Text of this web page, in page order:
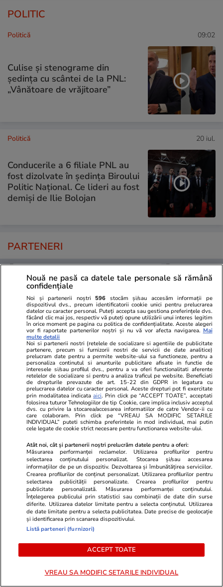
POLITIC
Politică 09:02
Culise și stenograme din
ședința cu scântei de la PNL:
„Vânătoare de vrăjitoare”
Politică 20 iul.
Conducerile a 6 filiale PNL au
fost dizolvate în ședința Biroului
Politic Național. Ce lideri au fost
demiși de Ilie Bolojan
PARTENERI
ZiaruldeIasi.ro
Proiectul imobiliar pregătit lângă
Lidl Moara de Foc este scos la
vânzare. Dezvoltatorul este
asociat în piață cu un alt proiect
de anvergură
Fanatik.ro
Pierdere
Levski!
accidentat.
ULTIMELE ȘTIRI
Stiri Mondene 13:29
Ce a încercat fratele mai mic al lui Lamine
Yamal să-i facă trofeului de la Campionatul
Mondial de fotbal din 2026
Vacanțe și Cultură
Nouă ne pasă ca datele tale personale să rămână
confidențiale
Noi și partenerii noștri 596 stocăm și/sau accesăm informații pe
dispozitivul dvs., precum identificatorii cookie unici pentru prelucrarea
datelor cu caracter personal. Puteți accepta sau gestiona preferințele dvs.
făcând clic mai jos, respectiv vă puteți opune utilizării unui interes legitim
în orice moment pe pagina cu politica de confidențialitate. Aceste alegeri
vor fi raportate partenerilor noștri și nu vă vor afecta navigarea. Mai
multe detalii
Noi si partenerii nostri (retelele de socializare si agentiile de publicitate
partenere, precum si furnizorii nostri de servicii de date analitice)
prelucram date pentru a permite website-ului sa functioneze, pentru a
personaliza continutul si anunturile publicitare afisate in functie de
interesele si/sau profilul dvs., pentru a va oferi functionalitati aferente
retelelor de socializare si pentru a analiza traficul pe website. Beneficiati
de drepturile prevazute de art. 15-22 din GDPR in legatura cu
prelucrarea datelor cu caracter personal. Aceste drepturi pot fi exercitate
prin modalitatea indicataaici. Prin click pe “ACCEPT TOATE”, acceptati
folosirea tuturor Tehnologiilor de tip Cookie, care implica inclusiv acceptul
dvs. cu privire la stocarea/accesarea informatiilor de catre Vendor-ii cu
care colaboram. Prin click pe “VREAU SA MODIFIC SETARILE
INDIVIDUAL” puteti schimba preferintele in mod individual, mai putin
cele legate de cookie strict necesare pentru functionarea website-ului.
Atât noi, cât și partenerii noștri prelucrăm datele pentru a oferi:
Măsurarea performanței reclamelor. Utilizarea profilurilor pentru
selectarea conținutului personalizat. Stocarea și/sau accesarea
informațiilor de pe un dispozitiv. Dezvoltarea și îmbunătățirea serviciilor.
Crearea profilurilor de conținut personalizat. Utilizarea profilurilor pentru
selectarea publicității personalizate. Crearea profilurilor pentru
publicitate personalizată. Măsurarea performanței conținutului.
Înțelegerea publicului prin statistici sau combinații de date din surse
diferite. Utilizarea datelor limitate pentru a selecta conținutul. Utilizarea
de date limitate pentru a selecta publicitatea. Date precise de geolocație
și identificarea prin scanarea dispozitivului.
Listă parteneri (furnizori)
ACCEPT TOATE
VREAU SA MODIFIC SETARILE INDIVIDUAL